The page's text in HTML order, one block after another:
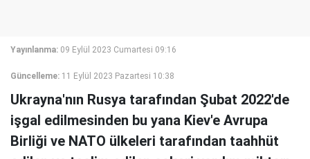
Yayınlanma: 09 Eylül 2023 Cumartesi 09:16
Güncelleme: 11 Eylül 2023 Pazartesi 10:38
Ukrayna'nın Rusya tarafından Şubat 2022'de
işgal edilmesinden bu yana Kiev'e Avrupa
Birliği ve NATO ülkeleri tarafından taahhüt